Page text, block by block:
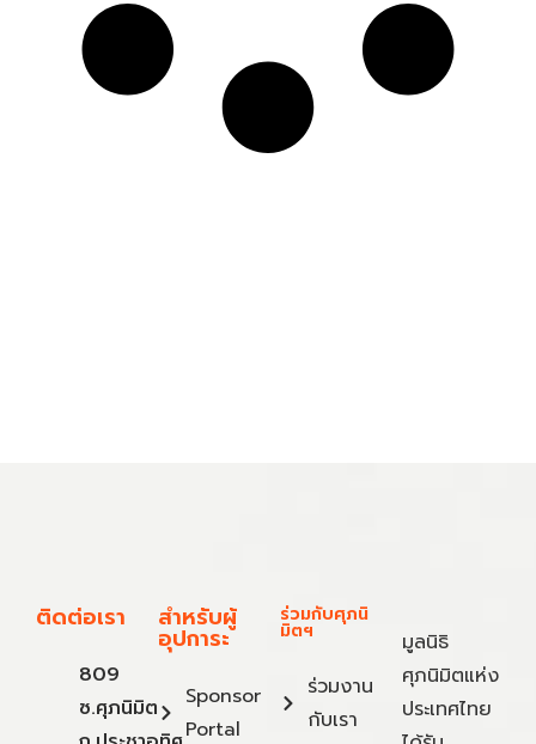
ติดต่อเรา
809
ซ.ศุภนิมิต
สำหรับผู้
อุปการะ
Sponsor
Portal
ร่วมกับศุภนิ
มิตฯ
ร่วมงาน
กับเรา
มูลนิธิ
ศุภนิมิตแห่ง
ประเทศไทย